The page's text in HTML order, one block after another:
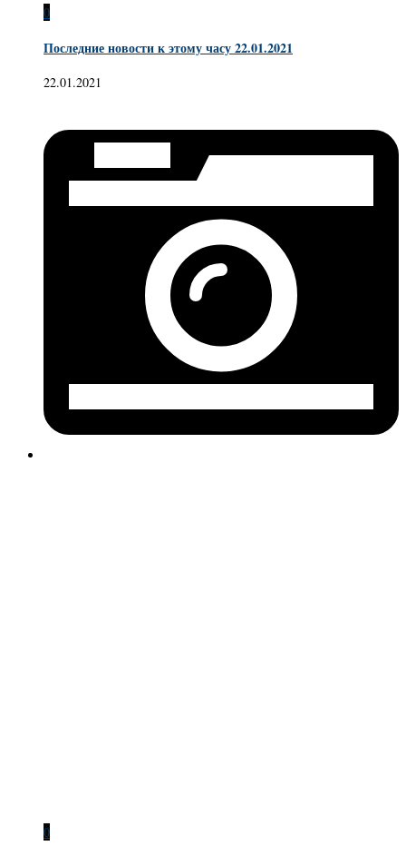
0
Последние новости к этому часу 22.01.2021
22.01.2021
0